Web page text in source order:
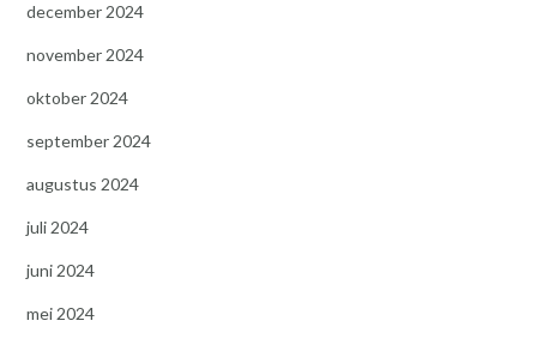
december 2024
november 2024
oktober 2024
september 2024
augustus 2024
juli 2024
juni 2024
mei 2024